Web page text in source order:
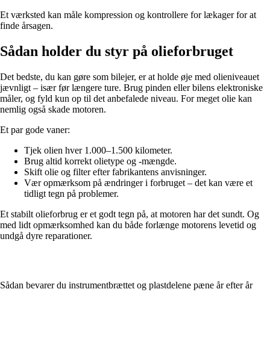
Et værksted kan måle kompression og kontrollere for lækager for at
finde årsagen.
Sådan holder du styr på olieforbruget
Det bedste, du kan gøre som bilejer, er at holde øje med olieniveauet
jævnligt – især før længere ture. Brug pinden eller bilens elektroniske
måler, og fyld kun op til det anbefalede niveau. For meget olie kan
nemlig også skade motoren.
Et par gode vaner:
Tjek olien hver 1.000–1.500 kilometer.
Brug altid korrekt olietype og -mængde.
Skift olie og filter efter fabrikantens anvisninger.
Vær opmærksom på ændringer i forbruget – det kan være et
tidligt tegn på problemer.
Et stabilt olieforbrug er et godt tegn på, at motoren har det sundt. Og
med lidt opmærksomhed kan du både forlænge motorens levetid og
undgå dyre reparationer.
Sådan bevarer du instrumentbrættet og plastdelene pæne år efter år